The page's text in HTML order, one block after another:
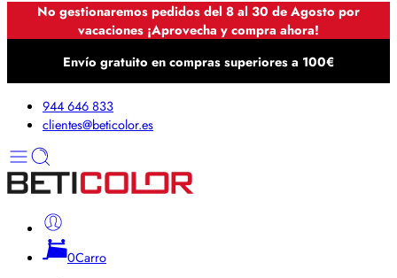
No gestionaremos pedidos del 8 al 30 de Agosto por
vacaciones ¡Aprovecha y compra ahora!
Envío gratuito en compras superiores a 100€
944 646 833
clientes@beticolor.es
0Carro